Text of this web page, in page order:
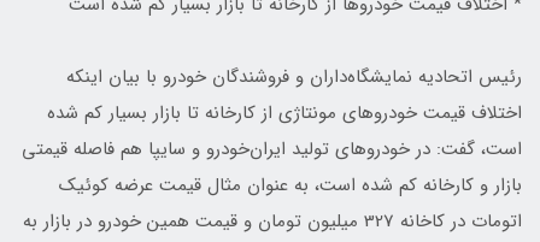
رئیس اتحادیه نمایشگاه‌داران و فروشندگان خودرو با بیان اینکه
اختلاف قیمت خودروهای مونتاژی از کارخانه تا بازار بسیار کم شده
است، گفت: در خودروهای تولید ایران‌خودرو و سایپا هم فاصله قیمتی
بازار و کارخانه کم شده است، به عنوان مثال قیمت عرضه کوئیک
اتومات در کاخانه 327 میلیون تومان و قیمت همین خودرو در بازار به